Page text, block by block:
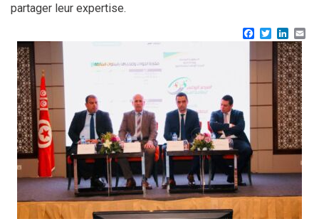
partager leur expertise.
Facebook
Twitter